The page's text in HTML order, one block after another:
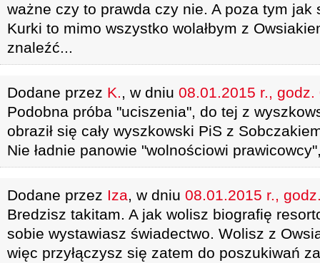
ważne czy to prawda czy nie. A poza tym
Kurki to mimo wszystko wolałbym z
znaleźć...
Dodane przez K., w dniu 08.01.2015 r., godz.
Podobna próba "uciszenia", do tej z
obraził się cały wyszkowski PiS z
Nie ładnie panowie "wolnościowi
Dodane przez Iza, w dniu 08.01.2015 r.,
Bredzisz takitam. A jak wolisz biografię
sobie wystawiasz świadectwo. Wolisz z
więc przyłączysz się zatem do poszukiwań